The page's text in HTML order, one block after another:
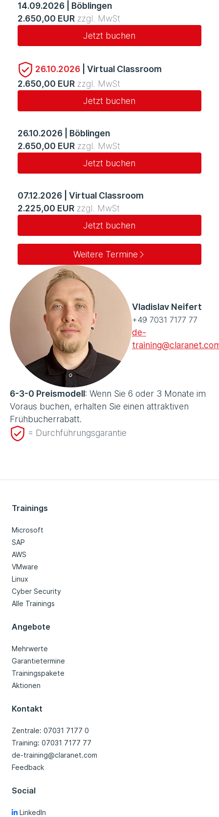
14.09.2026
Böblingen
2.650,00 EUR zzgl. MwSt
Jetzt buchen
26.10.2026
Virtual Classroom
2.650,00 EUR zzgl. MwSt
Jetzt buchen
26.10.2026
Böblingen
2.650,00 EUR zzgl. MwSt
Jetzt buchen
07.12.2026
Virtual Classroom
2.225,00 EUR zzgl. MwSt
Jetzt buchen
Weitere Termine
Vladislav Neifert
+49 7031 7177 77
de-
6-3-0 Preismodell: Wenn Sie 6 oder 3 Monate im
Voraus buchen, erhalten Sie einen attraktiven
Frühbucherrabatt.
= Durchführungsgarantie
Trainings
Microsoft
SAP
AWS
VMware
Linux
Cyber Security
Alle Trainings
Angebote
Mehrwerte
Garantietermine
Trainingspakete
Aktionen
Kontakt
Zentrale: 07031 7177 0
Training: 07031 7177 77
de-training@claranet.com
Feedback
Social
LinkedIn